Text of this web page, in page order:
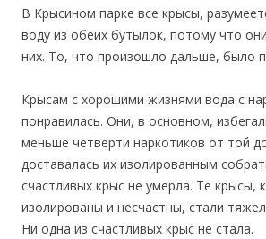
В Крысином парке все крысы,
воду из обеих бутылок, потому что
них. То, что произошло дальше, было
Крысам с хорошими жизнями вода с
понравилась. Они, в основном,
меньше четверти наркотиков от той
доставалась их изолированным
счастливых крыс не умерла. Те крысы,
изолированы и несчастны, стали
Ни одна из счастливых крыс не стала.